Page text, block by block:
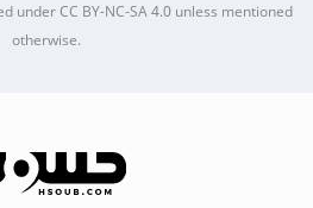
underCC BY-NC-SA 4.0unless mentioned
otherwise.